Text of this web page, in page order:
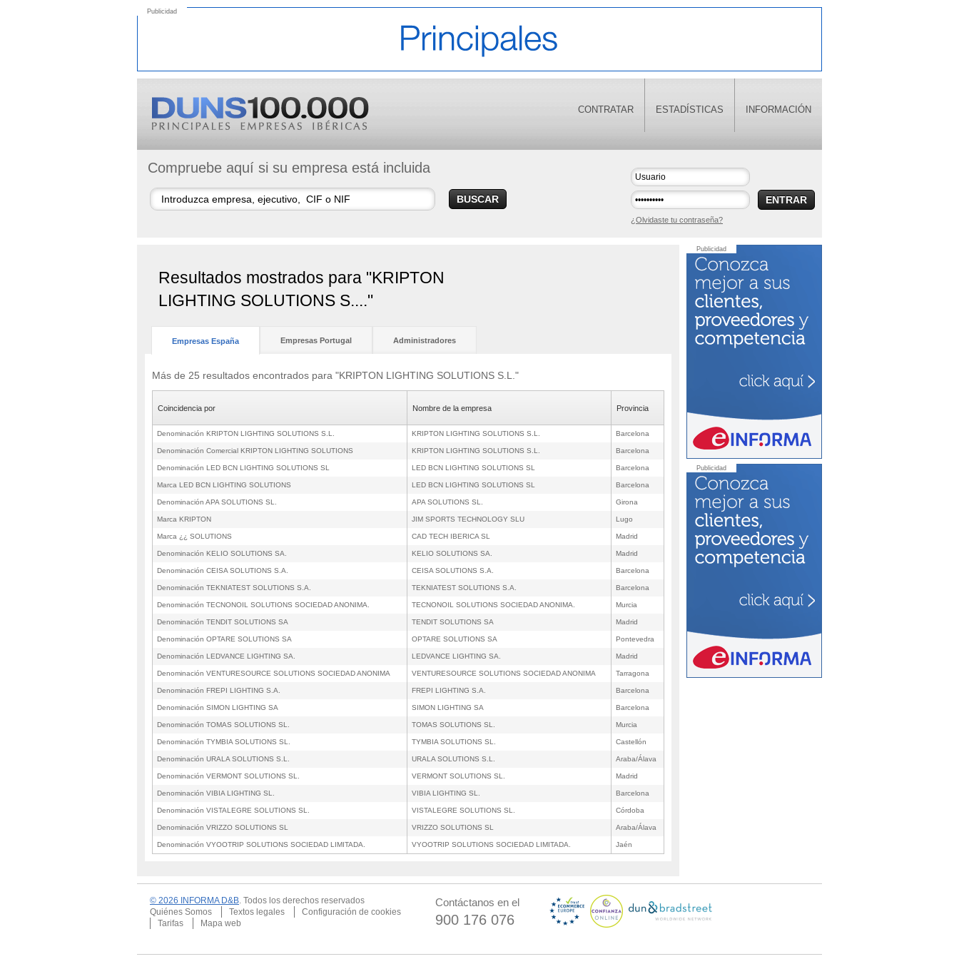
Publicidad
CONTRATAR ESTADÍSTICAS INFORMACIÓN
Compruebe aquí si su empresa está incluida
BUSCAR ENTRAR
¿Olvidaste tu contraseña?
Resultados mostrados para "KRIPTON
LIGHTING SOLUTIONS S...."
Empresas España Empresas Portugal Administradores
Más de 25 resultados encontrados para "KRIPTON LIGHTING SOLUTIONS S.L."
Coincidencia por Nombre de la empresa Provincia
Denominación KRIPTON LIGHTING SOLUTIONS S.L. KRIPTON LIGHTING SOLUTIONS S.L. Barcelona
Denominación Comercial KRIPTON LIGHTING SOLUTIONS KRIPTON LIGHTING SOLUTIONS S.L. Barcelona
Denominación LED BCN LIGHTING SOLUTIONS SL LED BCN LIGHTING SOLUTIONS SL Barcelona
Marca LED BCN LIGHTING SOLUTIONS LED BCN LIGHTING SOLUTIONS SL Barcelona
Denominación APA SOLUTIONS SL. APA SOLUTIONS SL. Girona
Marca KRIPTON JIM SPORTS TECHNOLOGY SLU Lugo
Marca ¿¿ SOLUTIONS CAD TECH IBERICA SL Madrid
Denominación KELIO SOLUTIONS SA. KELIO SOLUTIONS SA. Madrid
Denominación CEISA SOLUTIONS S.A. CEISA SOLUTIONS S.A. Barcelona
Denominación TEKNIATEST SOLUTIONS S.A. TEKNIATEST SOLUTIONS S.A. Barcelona
Denominación TECNONOIL SOLUTIONS SOCIEDAD ANONIMA. TECNONOIL SOLUTIONS SOCIEDAD ANONIMA. Murcia
Denominación TENDIT SOLUTIONS SA TENDIT SOLUTIONS SA Madrid
Denominación OPTARE SOLUTIONS SA OPTARE SOLUTIONS SA Pontevedra
Denominación LEDVANCE LIGHTING SA. LEDVANCE LIGHTING SA. Madrid
Denominación VENTURESOURCE SOLUTIONS SOCIEDAD ANONIMA VENTURESOURCE SOLUTIONS SOCIEDAD ANONIMA Tarragona
Denominación FREPI LIGHTING S.A. FREPI LIGHTING S.A. Barcelona
Denominación SIMON LIGHTING SA SIMON LIGHTING SA Barcelona
Denominación TOMAS SOLUTIONS SL. TOMAS SOLUTIONS SL. Murcia
Denominación TYMBIA SOLUTIONS SL. TYMBIA SOLUTIONS SL. Castellón
Denominación URALA SOLUTIONS S.L. URALA SOLUTIONS S.L. Araba/Álava
Denominación VERMONT SOLUTIONS SL. VERMONT SOLUTIONS SL. Madrid
Denominación VIBIA LIGHTING SL. VIBIA LIGHTING SL. Barcelona
Denominación VISTALEGRE SOLUTIONS SL. VISTALEGRE SOLUTIONS SL. Córdoba
Denominación VRIZZO SOLUTIONS SL VRIZZO SOLUTIONS SL Araba/Álava
Denominación VYOOTRIP SOLUTIONS SOCIEDAD LIMITADA. VYOOTRIP SOLUTIONS SOCIEDAD LIMITADA. Jaén
Publicidad
Publicidad
© 2026 INFORMA D&B. Todos los derechos reservados
Quiénes Somos
Textos legales
Configuración de cookies
Tarifas
Mapa web
Contáctanos en el
900 176 076